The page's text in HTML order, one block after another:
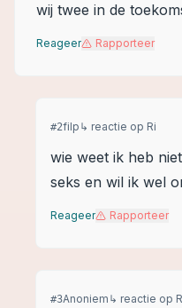
wij twee in de
Reageer Rapporteer
#2filp ↳ reactie op Ri
wie weet ik heb
seks en wil ik wel
Reageer Rapporteer
#3Anoniem ↳ reactie op